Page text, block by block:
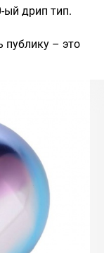
ый дрип тип.
публику – это